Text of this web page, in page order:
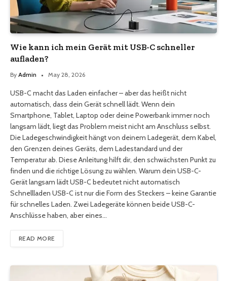
Wie kann ich mein Gerät mit USB-C schneller
aufladen?
By Admin May 28, 2026
USB-C macht das Laden einfacher – aber das heißt nicht
automatisch, dass dein Gerät schnell lädt. Wenn dein
Smartphone, Tablet, Laptop oder deine Powerbank immer noch
langsam lädt, liegt das Problem meist nicht am Anschluss selbst.
Die Ladegeschwindigkeit hängt von deinem Ladegerät, dem Kabel,
den Grenzen deines Geräts, dem Ladestandard und der
Temperatur ab. Diese Anleitung hilft dir, den schwächsten Punkt zu
finden und die richtige Lösung zu wählen. Warum dein USB-C-
Gerät langsam lädt USB-C bedeutet nicht automatisch
Schnellladen USB-C ist nur die Form des Steckers – keine Garantie
für schnelles Laden. Zwei Ladegeräte können beide USB-C-
Anschlüsse haben, aber eines…
READ MORE